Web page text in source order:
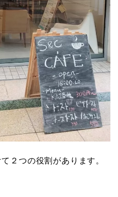
２つの役割があります。